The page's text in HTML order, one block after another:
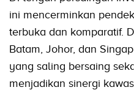
ini mencerminkan
terbuka dan komparatif.
Batam, Johor, dan
yang saling bersaing
menjadikan sinergi